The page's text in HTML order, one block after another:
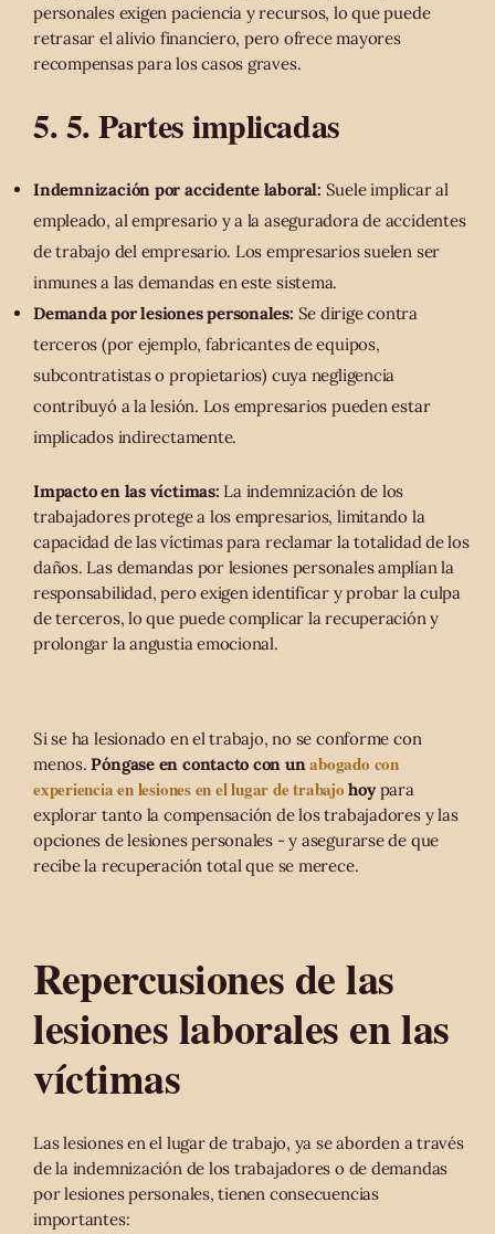
personales exigen paciencia y recursos, lo que puede
retrasar el alivio financiero, pero ofrece mayores
recompensas para los casos graves.
5. 5. Partes implicadas
Indemnización por accidente laboral: Suele implicar al
empleado, al empresario y a la aseguradora de accidentes
de trabajo del empresario. Los empresarios suelen ser
inmunes a las demandas en este sistema.
Demanda por lesiones personales: Se dirige contra
terceros (por ejemplo, fabricantes de equipos,
subcontratistas o propietarios) cuya negligencia
contribuyó a la lesión. Los empresarios pueden estar
implicados indirectamente.
Impacto en las víctimas: La indemnización de los
trabajadores protege a los empresarios, limitando la
capacidad de las víctimas para reclamar la totalidad de los
daños. Las demandas por lesiones personales amplían la
responsabilidad, pero exigen identificar y probar la culpa
de terceros, lo que puede complicar la recuperación y
prolongar la angustia emocional.
Si se ha lesionado en el trabajo, no se conforme con
menos.Póngase en contacto con unabogado con
experiencia en lesiones en el lugar de trabajo hoypara
explorar tanto la compensación de los trabajadores y las
opciones de lesiones personales - y asegurarse de que
recibe la recuperación total que se merece.
Repercusiones de las
lesiones laborales en las
víctimas
Las lesiones en el lugar de trabajo, ya se aborden a través
de la indemnización de los trabajadores o de demandas
por lesiones personales, tienen consecuencias
importantes: